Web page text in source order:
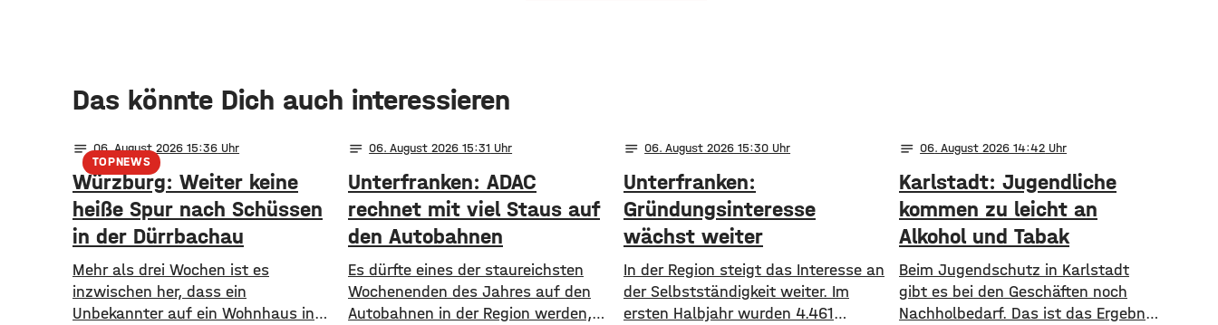
Das könnte Dich auch interessieren
TOPNEWS
notes 06. August 2026 15:36
Würzburg: Weiter keine
heiße Spur nach Schüssen
in der Dürrbachau
Mehr als drei Wochen ist es
inzwischen her, dass ein
Unbekannter auf ein Wohnhaus in
notes 06. August 2026 15:31
Unterfranken: ADAC
rechnet mit viel Staus auf
den Autobahnen
Es dürfte eines der staureichsten
Wochenenden des Jahres auf den
Autobahnen in der Region werden,
notes 06. August 2026 15:30
Unterfranken:
Gründungsinteresse
wächst weiter
In der Region steigt das Interesse an
der Selbstständigkeit weiter. Im
ersten Halbjahr wurden 4.461
notes 06. August 2026 14:42
Karlstadt: Jugendliche
kommen zu leicht an
Alkohol und Tabak
Beim Jugendschutz in Karlstadt
gibt es bei den Geschäften noch
Nachholbedarf. Das ist das Ergebnis